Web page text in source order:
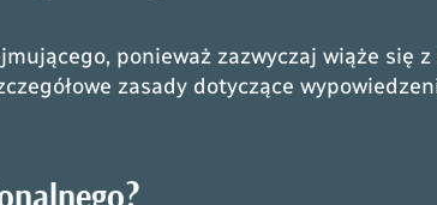
ponieważ zazwyczaj wiąże się
zasady dotyczące